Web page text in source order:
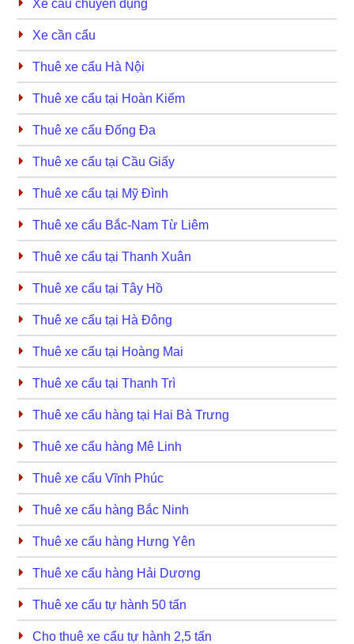
Xe cẩu chuyên dụng
Xe cần cẩu
Thuê xe cẩu Hà Nội
Thuê xe cẩu tại Hoàn Kiếm
Thuê xe cẩu Đống Đa
Thuê xe cẩu tại Cầu Giấy
Thuê xe cẩu tại Mỹ Đình
Thuê xe cẩu Bắc-Nam Từ Liêm
Thuê xe cẩu tại Thanh Xuân
Thuê xe cẩu tại Tây Hồ
Thuê xe cẩu tại Hà Đông
Thuê xe cẩu tại Hoàng Mai
Thuê xe cẩu tại Thanh Trì
Thuê xe cẩu hàng tại Hai Bà Trưng
Thuê xe cẩu hàng Mê Linh
Thuê xe cẩu Vĩnh Phúc
Thuê xe cẩu hàng Bắc Ninh
Thuê xe cẩu hàng Hưng Yên
Thuê xe cẩu hàng Hải Dương
Thuê xe cẩu tự hành 50 tấn
Cho thuê xe cẩu tự hành 2,5 tấn